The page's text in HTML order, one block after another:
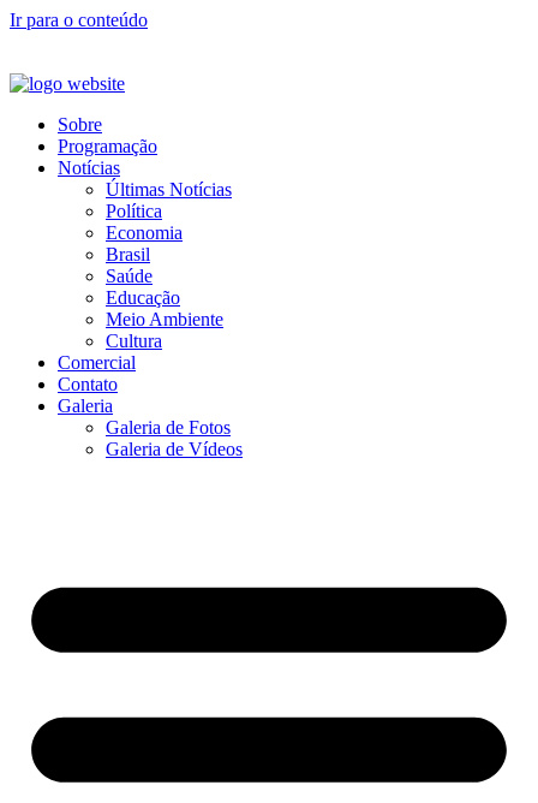
Ir para o conteúdo
Sobre
Programação
Notícias
Últimas Notícias
Política
Economia
Brasil
Saúde
Educação
Meio Ambiente
Cultura
Comercial
Contato
Galeria
Galeria de Fotos
Galeria de Vídeos